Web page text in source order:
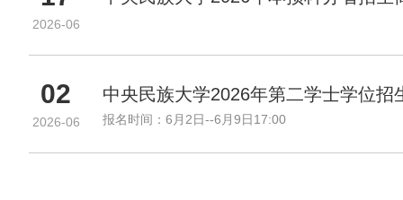
2026-06
02 中央民族大学2026年第二学士学位招
2026-06 报名时间：6月2日--6月9日17:00